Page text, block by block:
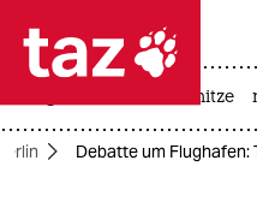
 taz
taz zahl
hitze
Debatte um Flughafen: